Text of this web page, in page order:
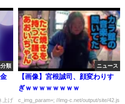
類
上げ
ニュース
【画像】宮根誠司、顔変わりす
ぎｗｗｗｗｗｗｗｗ
c_img_param=; //img-c.net/output/site/42.js